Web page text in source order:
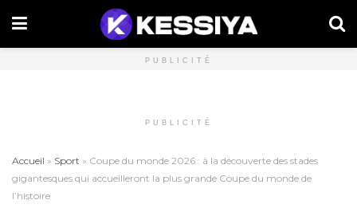
PUBLICITÉ
PUBLICITÉ
Accueil » Sport » Coupe du monde 2026 : à la découverte des stades
gigantesques qui accueilleront la plus grande Coupe du monde de
l’histoire